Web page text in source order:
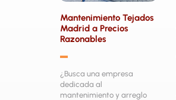
Mantenimiento Tejados
Madrid a Precios
Razonables
▬
¿Busca una empresa
dedicada al
mantenimiento y arreglo